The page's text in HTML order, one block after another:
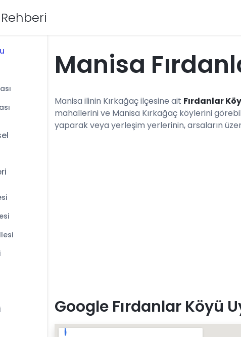
Rehberi
Manisa
Manisa ilinin Kırkağaç ilçesine ait Fırdanlar
mahallerini ve Manisa Kırkağaç köylerini
yaparak veya yerleşim yerlerinin, arsaların
Google Fırdanlar Köyü